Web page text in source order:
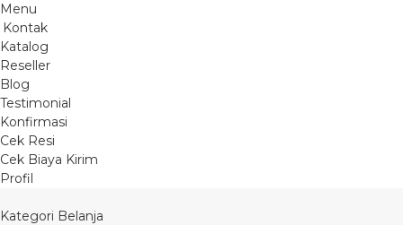
Menu
Kontak
Katalog
Reseller
Blog
Testimonial
Konfirmasi
Cek Resi
Cek Biaya Kirim
Profil
Kategori Belanja